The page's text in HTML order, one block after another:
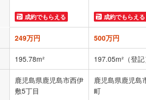
成約でもらえる 成約でもらえる
249万円 500万円
195.78m² 197.05m²（登
鹿児島県鹿児島市西伊
敷5丁目
鹿児島県鹿児島
町